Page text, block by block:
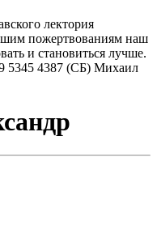
лектория
пожертвованиям наш
и становиться лучше.
5345 4387 (СБ) Михаил